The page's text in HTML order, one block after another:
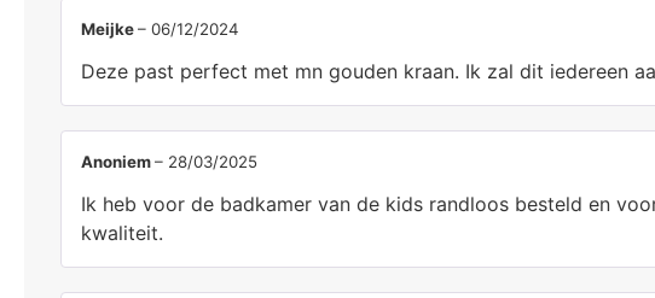
Meijke– 06/12/2024
Deze past perfect met mn gouden kraan. Ik zal dit iedereen
Anoniem– 28/03/2025
Ik heb voor de badkamer van de kids randloos besteld en
kwaliteit.